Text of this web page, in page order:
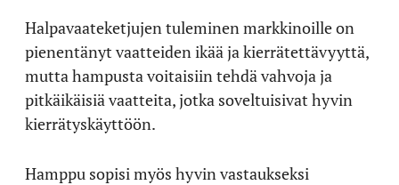
Halpavaateketjujen tuleminen markkinoille on
pienentänyt vaatteiden ikää ja kierrätettävyyttä,
mutta hampusta voitaisiin tehdä vahvoja ja
pitkäikäisiä vaatteita, jotka soveltuisivat hyvin
kierrätyskäyttöön.
Hamppu sopisi myös hyvin vastaukseksi